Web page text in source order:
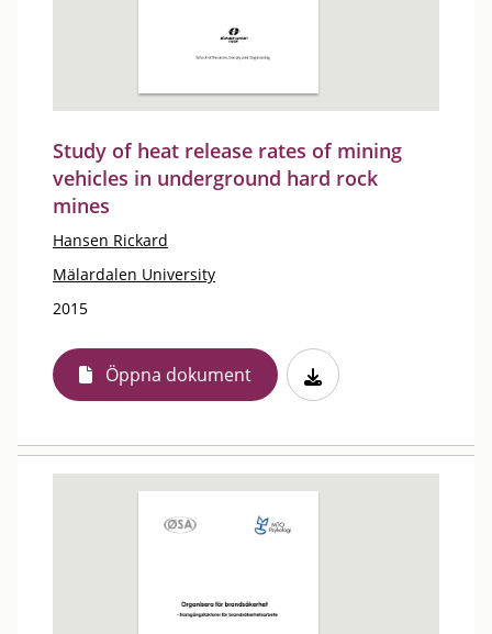
Study of heat release rates of mining
vehicles in underground hard rock
mines
Hansen Rickard
Mälardalen University
2015
Öppna dokument